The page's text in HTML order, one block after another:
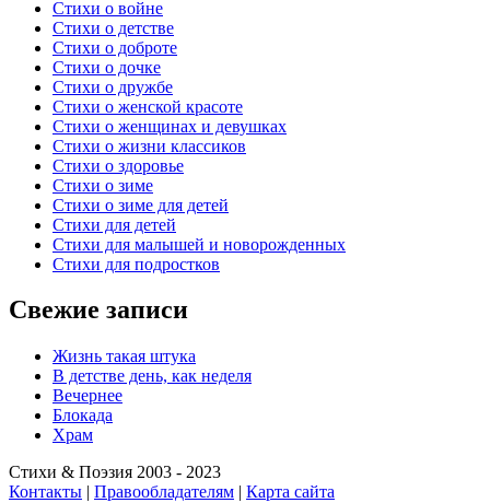
Стихи о войне
Стихи о детстве
Стихи о доброте
Стихи о дочке
Стихи о дружбе
Стихи о женской красоте
Стихи о женщинах и девушках
Стихи о жизни классиков
Стихи о здоровье
Стихи о зиме
Стихи о зиме для детей
Стихи для детей
Стихи для малышей и новорожденных
Стихи для подростков
Свежие записи
Жизнь такая штука
В детстве день, как неделя
Вечернее
Блокада
Храм
Стихи & Поэзия 2003 - 2023
Контакты | Правообладателям | Карта сайта